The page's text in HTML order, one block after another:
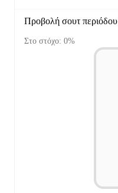
Προβολή σουτ περιόδου
Στο στόχο: 0%